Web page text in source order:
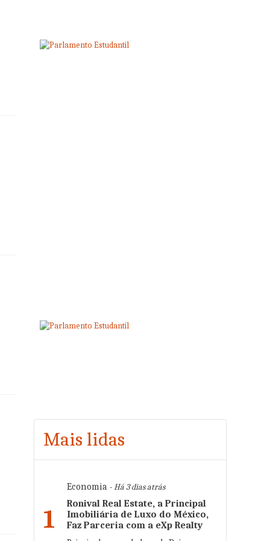
Mais lidas
1
Economia - Há 3 dias atrás
Ronival Real Estate, a Principal
Imobiliária de Luxo do México,
Faz Parceria com a eXp Realty